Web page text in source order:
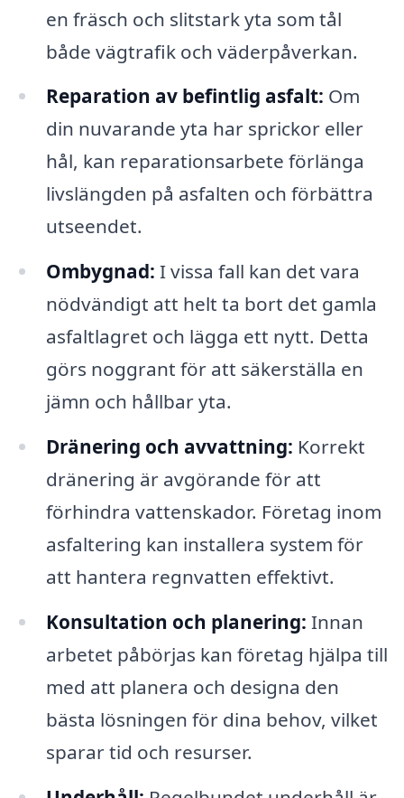
en fräsch och slitstark yta som tål
både vägtrafik och väderpåverkan.
Reparation av befintlig asfalt: Om
din nuvarande yta har sprickor eller
hål, kan reparationsarbete förlänga
livslängden på asfalten och förbättra
utseendet.
Ombygnad: I vissa fall kan det vara
nödvändigt att helt ta bort det gamla
asfaltlagret och lägga ett nytt. Detta
görs noggrant för att säkerställa en
jämn och hållbar yta.
Dränering och avvattning: Korrekt
dränering är avgörande för att
förhindra vattenskador. Företag inom
asfaltering kan installera system för
att hantera regnvatten effektivt.
Konsultation och planering: Innan
arbetet påbörjas kan företag hjälpa till
med att planera och designa den
bästa lösningen för dina behov, vilket
sparar tid och resurser.